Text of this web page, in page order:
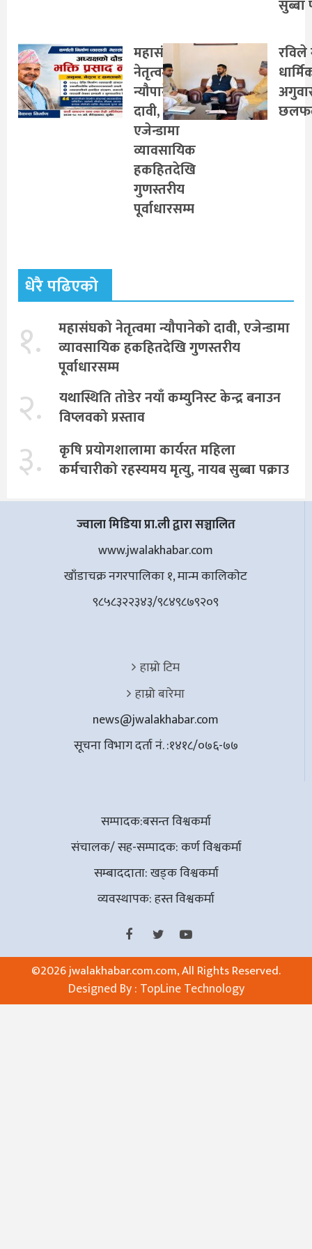
सुब्बा
महासंघको
नेतृत्वमा
न्यौपानेको
दावी,
एजेन्डामा
व्यावसायिक
हकहितदेखि
गुणस्तरीय
पूर्वाधारसम्म
रविले
धेरै पढिएको
१.
महासंघको नेतृत्वमा न्यौपानेको दावी, एजेन्डामा
व्यावसायिक हकहितदेखि गुणस्तरीय
पूर्वाधारसम्म
२.
यथास्थिति तोडेर नयाँ कम्युनिस्ट केन्द्र बनाउन
विप्लवको प्रस्ताव
३.
कृषि प्रयोगशालामा कार्यरत महिला
कर्मचारीको रहस्यमय मृत्यु, नायब सुब्बा पक्राउ
ज्वाला मिडिया प्रा.ली द्वारा सञ्चालित
www.jwalakhabar.com
खाँडाचक्र नगरपालिका १, मान्म कालिकाेट
९८५८३२२३४३/९८४९८७९२०९
हाम्रो टिम
हाम्रो बारेमा
news@jwalakhabar.com
सूचना विभाग दर्ता नं. :१४१८/०७६-७७
सम्पादक:बसन्त विश्वकर्मा
संचालक/ सह-सम्पादक: कर्ण विश्वकर्मा
सम्बाददाता: खड्क विश्वकर्मा
व्यवस्थापक: हस्त विश्वकर्मा
©2026 jwalakhabar.com.com, All Rights Reserved.
Designed By : TopLine Technology